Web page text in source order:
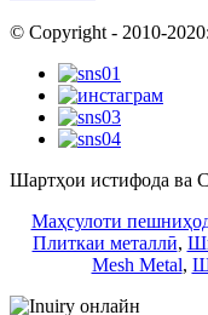
© Copyright - 2010-
Шартҳои истифода ва
Маҳсулоти
Плиткаи металлӣ,
Mesh Metal,